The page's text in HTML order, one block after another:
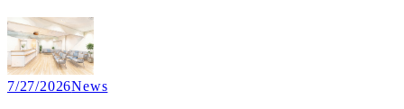
7/27/2026News